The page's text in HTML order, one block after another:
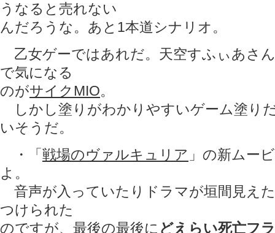
うなると売れない
んだろうな。あと1本道シナリオ。
乙女ゲーではあれだ。天空すふぃあさ
で気になる
のがサイクMIO。
しかし塗りがわかりやすいゲーム塗り
いそうだ。
・「戦場のヴァルキュリア 」の新ムー
よ。
音声が入っていたりドラマが垣間見え
つけられた
のですが、最後の最後に どえらい死亡フ